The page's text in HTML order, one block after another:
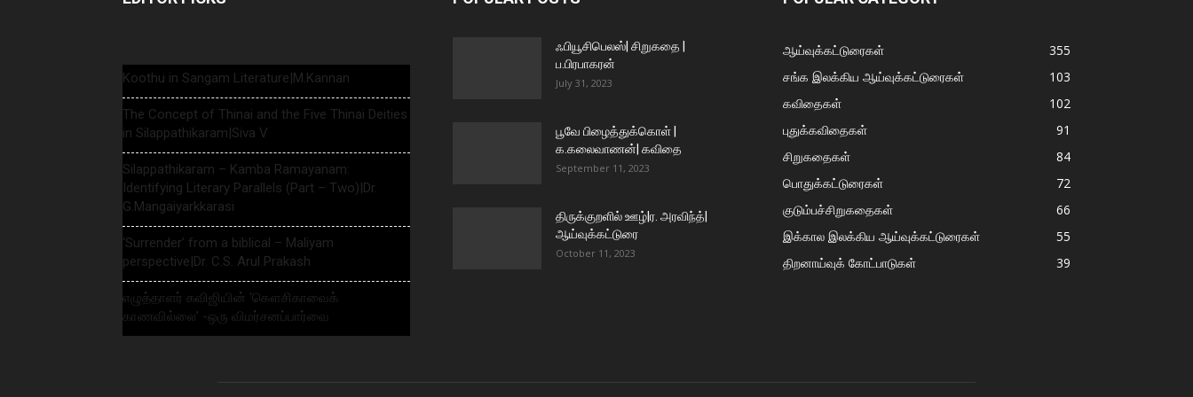
Koothu in Sangam Literature|M.Kannan
The Concept of Thinai and the Five Thinai Deities
in Silappathikaram|Siva V
Silappathikaram – Kamba Ramayanam:
Identifying Literary Parallels (Part – Two)|Dr.
G.Mangaiyarkkarasi
‘Surrender’ from a biblical – Maliyam
perspective|Dr. C.S. Arul Prakash
எழுத்தாளர் கவிஜியின் ‘கௌசிகாவைக்
காணவில்லை’ -ஒரு விமர்சனப்பார்வை
ஃபியூசிபெலஸ்| சிறுகதை |
ப.பிரபாகரன்
July 31, 2023
பூவே பிழைத்துக்கொள் |
க.கலைவாணன்| கவிதை
September 11, 2023
திருக்குறளில் ஊழ்|ர. அரவிந்த்|
ஆய்வுக்கட்டுரை
October 11, 2023
ஆய்வுக்கட்டுரைகள்
355
சங்க இலக்கிய ஆய்வுக்கட்டுரைகள்
103
கவிதைகள்
102
புதுக்கவிதைகள்
91
சிறுகதைகள்
84
பொதுக்கட்டுரைகள்
72
குடும்பச்சிறுகதைகள்
66
இக்கால இலக்கிய ஆய்வுக்கட்டுரைகள்
55
திறனாய்வுக் கோட்பாடுகள்
39